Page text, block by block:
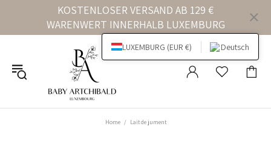
KOSTENLOSER VERSAND AB 129 €
WARENWERT INNERHALB LUXEMBURG
Home Lait de jument
LUXEMBURG (EUR €) Deutsch